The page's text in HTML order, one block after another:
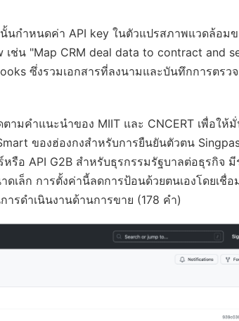
นกำหนดค่า API key ในตัวแปรสภาพแวดล้อม
ช่น "Map CRM deal data to contract and
ซึ่งรวมเอกสารที่ลงนามและบันทึกการตรว
มคำแนะนำของ MIIT และ CNCERT เพื่อให้
ของฮ่องกงสำหรับการยืนยันตัวตน
รือ API G2B สำหรับธุรกรรมรัฐบาลต่อธุรกิจ
ล็ก การตั้งค่านี้ลดการป้อนด้วยตนเองโดยเชื่อ
ารดำเนินงานด้านการขาย (178 คำ)